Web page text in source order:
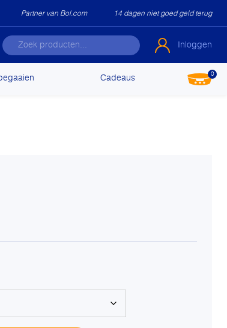
Partner van Bol.com 14 dagen niet goed geld terug
Inloggen
Cadeaus 0